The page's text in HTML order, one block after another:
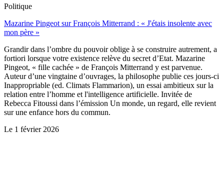
Politique
Mazarine Pingeot sur François Mitterrand : « J'étais insolente avec
mon père »
Grandir dans l’ombre du pouvoir oblige à se construire autrement, a
fortiori lorsque votre existence relève du secret d’Etat. Mazarine
Pingeot, « fille cachée » de François Mitterrand y est parvenue.
Auteur d’une vingtaine d’ouvrages, la philosophe publie ces jours-ci
Inappropriable (ed. Climats Flammarion), un essai ambitieux sur la
relation entre l’homme et l'intelligence artificielle. Invitée de
Rebecca Fitoussi dans l’émission Un monde, un regard, elle revient
sur une enfance hors du commun.
Le 1 février 2026